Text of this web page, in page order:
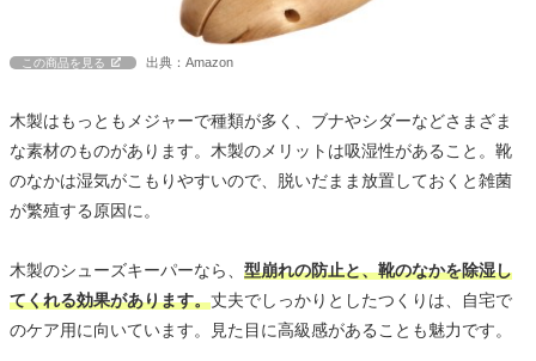
この商品を見る 出典：Amazon
木製はもっともメジャーで種類が多く、ブナやシダーなどさまざま
な素材のものがあります。木製のメリットは吸湿性があること。靴
のなかは湿気がこもりやすいので、脱いだまま放置しておくと雑菌
が繁殖する原因に。
木製のシューズキーパーなら、 型崩れの防止と、靴のなかを除湿し
てくれる効果があります。丈夫でしっかりとしたつくりは、自宅で
のケア用に向いています。見た目に高級感があることも魅力です。